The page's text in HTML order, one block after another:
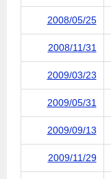
2008/05/25
2008/11/31
2009/03/23
2009/05/31
2009/09/13
2009/11/29